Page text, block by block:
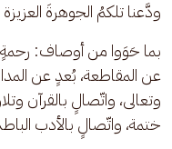
ودَّعنا تلكمُ الجوهرةَ العزيزة
بما حَوَوا من أوصاف: رحمةٍ
عن المقاطعة، بُعدٍ عن
وتعالى، واتّصالٍ
ختمة، واتّصالٍ بالأدب